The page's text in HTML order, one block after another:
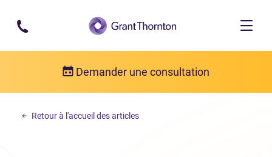
Passer au contenu principal
Demander une consultation
Dette personelle
Retour à l'accueil des articles